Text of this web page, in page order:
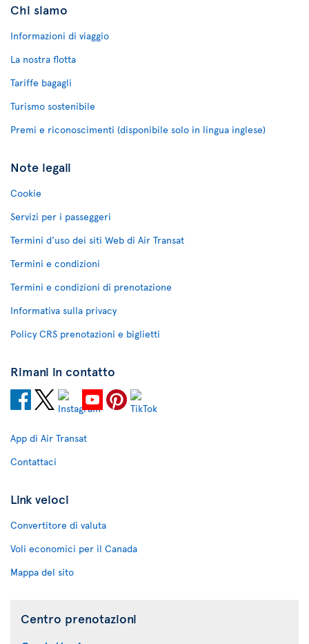
Chi siamo
Informazioni di viaggio
La nostra flotta
Tariffe bagagli
Turismo sostenibile
Premi e riconoscimenti (disponibile solo in lingua inglese)
Note legali
Cookie
Servizi per i passeggeri
Termini d'uso dei siti Web di Air Transat
Termini e condizioni
Termini e condizioni di prenotazione
Informativa sulla privacy
Policy CRS prenotazioni e biglietti
Rimani in contatto
App di Air Transat
Contattaci
Link veloci
Convertitore di valuta
Voli economici per il Canada
Mappa del sito
Centro prenotazioni